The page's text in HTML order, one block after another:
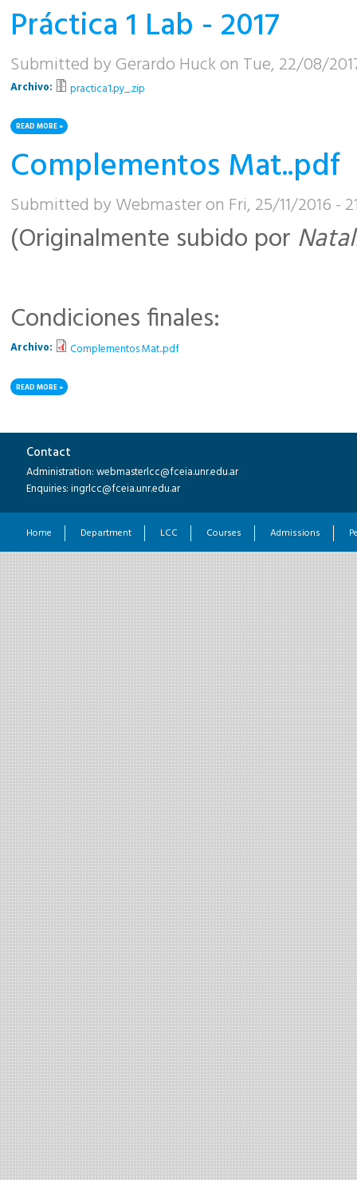
Práctica 1 Lab - 2017
Submitted byGerardo Huckon Tue, 22/08/
Archivo: practica1.py_.zip
READ MOREABOUT PRÁCTICA 1 LAB - 2017
Complementos Mat..pdf
Submitted byWebmasteron Fri, 25/11/2016 -
(Originalmente subido por
Condiciones finales:
Archivo: Complementos Mat..pdf
READ MOREABOUT COMPLEMENTOS MAT..PDF
Contact
Administration: webmasterlcc@fceia.unr.edu.ar
Enquiries: ingrlcc@fceia.unr.edu.ar
Home Department LCC Courses Admissions